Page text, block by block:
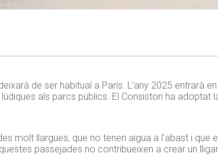
de ser habitual a París. L’any 2025 entrarà
als parcs públics. El Consistori ha adoptat
molt llargues, que no tenen aigua a l’abast i
passejades no contribueixen a crear un